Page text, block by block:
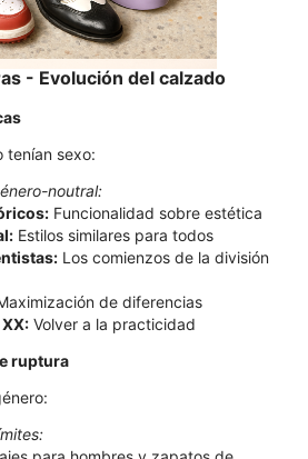
- Evolución del calzado
tenían sexo:
noutral:
Funcionalidad sobre estética
Estilos similares para todos
Los comienzos de la división
de diferencias
Volver a la practicidad
ruptura